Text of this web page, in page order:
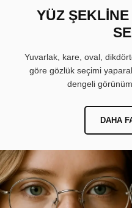
YÜZ
Yuvarlak, kare, oval,
göre gözlük seçimi
dengeli
DAHA